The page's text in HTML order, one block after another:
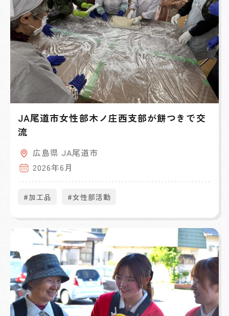
JA尾道市女性部木ノ庄西支部が餅つきで交
流
広島県 JA尾道市
2026年6月
#加工品 #女性部活動